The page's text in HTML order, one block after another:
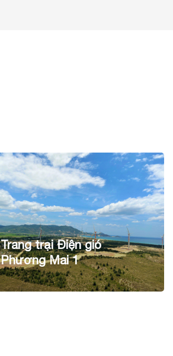
Trang trại Điện gió
Phương Mai 1